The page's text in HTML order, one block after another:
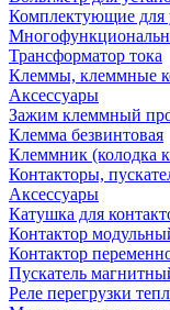
Комплектующие для
Трансформатор тока
Клеммы, клеммные
Аксессуары
Зажим клеммный
Клемма безвинтовая
Клеммник (колодка
Контакторы,
Аксессуары
Катушка для
Контактор
Контактор
Пускатель
Реле перегрузки